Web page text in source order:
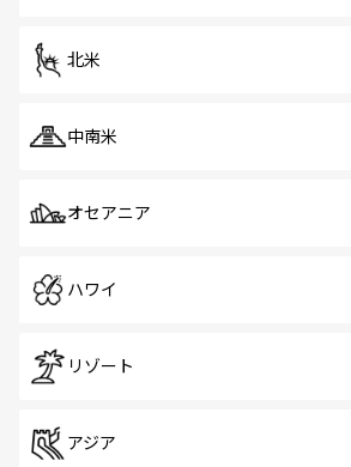
北米
中南米
オセアニア
ハワイ
リゾート
アジア